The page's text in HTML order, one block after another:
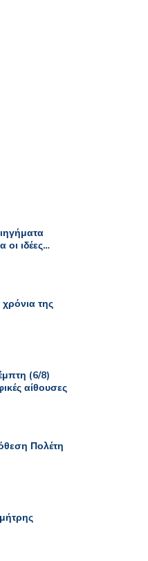
οι ιδέες…
χρόνια της
(6/8)
αίθουσες
Πολέτη